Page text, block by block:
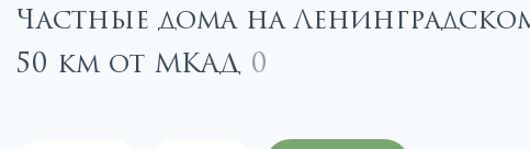
Частные дома на
50 км от МКАД 0